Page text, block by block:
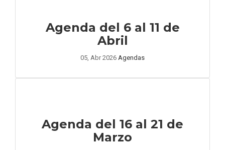
Agenda del 6 al 11 de
Abril
05, Abr 2026 Agendas
Agenda del 16 al 21 de
Marzo